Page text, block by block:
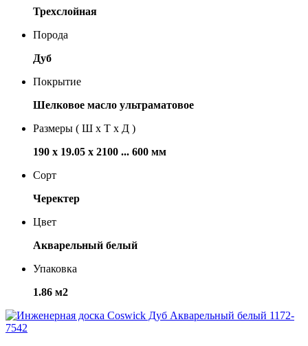
Трехслойная
Порода
Дуб
Покрытие
Шелковое масло ультраматовое
Размеры ( Ш х Т х Д )
190 х 19.05 х 2100 ... 600 мм
Сорт
Черектер
Цвет
Акварельный белый
Упаковка
1.86 м2